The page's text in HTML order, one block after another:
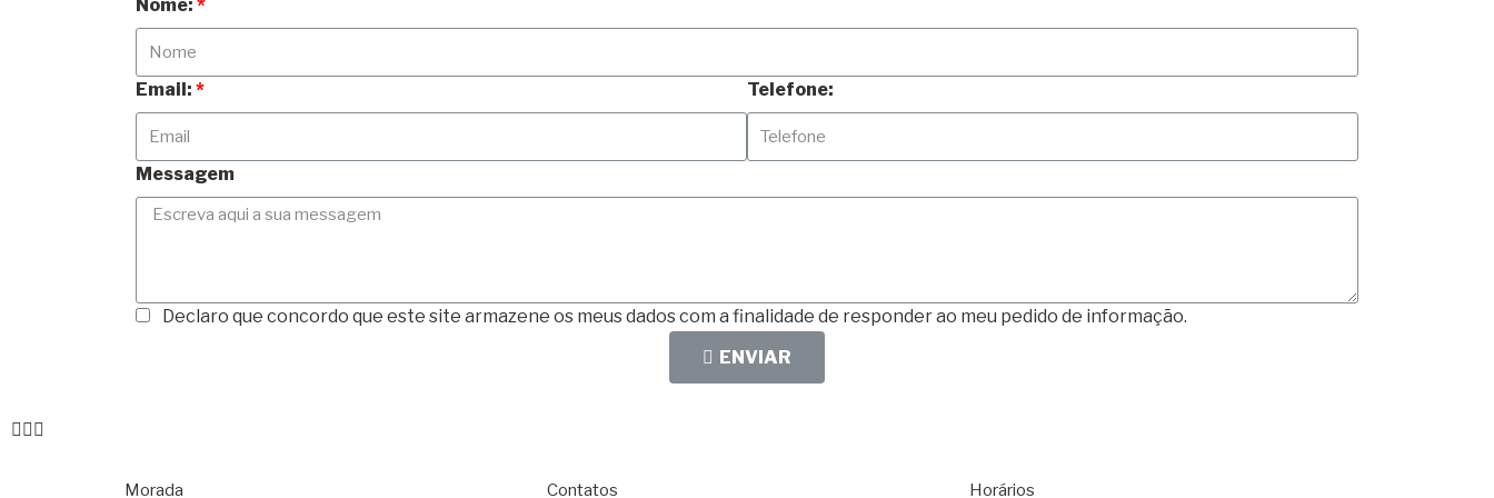
Nome:
Email: Telefone:
Messagem
Declaro que concordo que este site armazene os meus dados com a finalidade de responder ao meu pedido de informação.
ENVIAR
Morada Contatos Horários